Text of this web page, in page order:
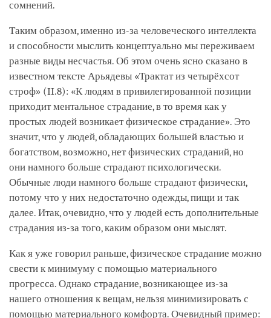
сомнений.
Таким образом, именно из-за человеческого интеллекта
и способности мыслить концептуально мы переживаем
разные виды несчастья. Об этом очень ясно сказано в
известном тексте Арьядевы «Трактат из четырёхсот
строф» (II.8): «К людям в привилегированной позиции
приходит ментальное страдание, в то время как у
простых людей возникает физическое страдание». Это
значит, что у людей, обладающих большей властью и
богатством, возможно, нет физических страданий, но
они намного больше страдают психологически.
Обычные люди намного больше страдают физически,
потому что у них недостаточно одежды, пищи и так
далее. Итак, очевидно, что у людей есть дополнительные
страдания из-за того, каким образом они мыслят.
Как я уже говорил раньше, физическое страдание можно
свести к минимуму с помощью материального
прогресса. Однако страдание, возникающее из-за
нашего отношения к вещам, нельзя минимизировать с
помощью материального комфорта. Очевидный пример: